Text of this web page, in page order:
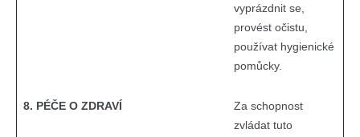
vyprázdnit se,
provést očistu,
používat hygienické
pomůcky.
8. PÉČE O ZDRAVÍ
Za schopnost
zvládat tuto